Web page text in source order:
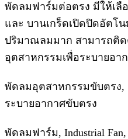
พัดลมฟาร์มต่อตรง มีให้เลื
และ บานเกร็ดเปิดปิดอัตโ
ปริมาณลมมาก สามารถติด
อุตสาหกรรมเพื่อระบายอา
พัดลมอุตสาหกรรมขับตรง,
ระบายอากาศขับตรง
พัดลมฟาร์ม, Industrial